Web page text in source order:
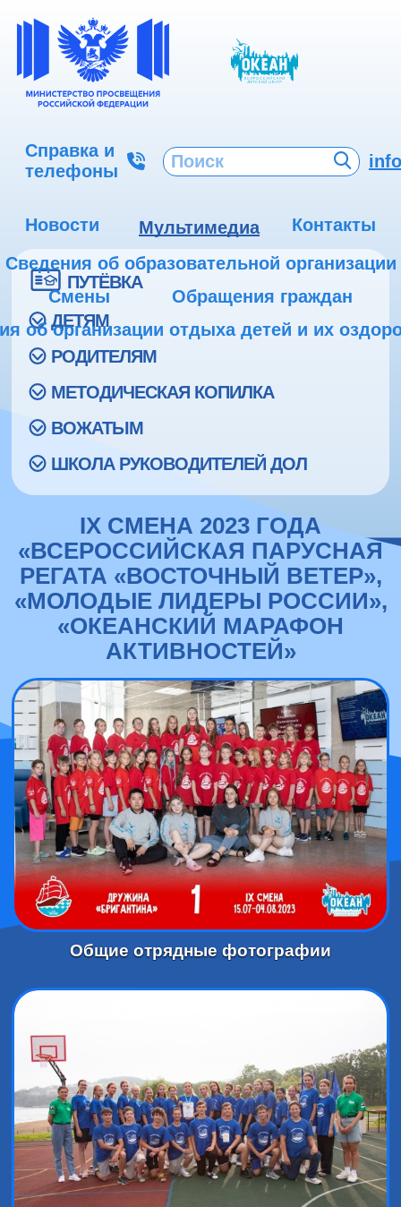
Справка и
телефоны
Новости Мультимедиа
Контакты
Сведения об образовательной организации
Смены
Обращения граждан
об организации отдыха детей и их
ПУТЁВКА
ДЕТЯМ
РОДИТЕЛЯМ
МЕТОДИЧЕСКАЯ КОПИЛКА
ВОЖАТЫМ
ШКОЛА РУКОВОДИТЕЛЕЙ ДОЛ
IX СМЕНА 2023 ГОДА
«ВСЕРОССИЙСКАЯ ПАРУСНАЯ
РЕГАТА «ВОСТОЧНЫЙ ВЕТЕР»,
«МОЛОДЫЕ ЛИДЕРЫ РОССИИ»,
«ОКЕАНСКИЙ МАРАФОН
АКТИВНОСТЕЙ»
Общие отрядные фотографии